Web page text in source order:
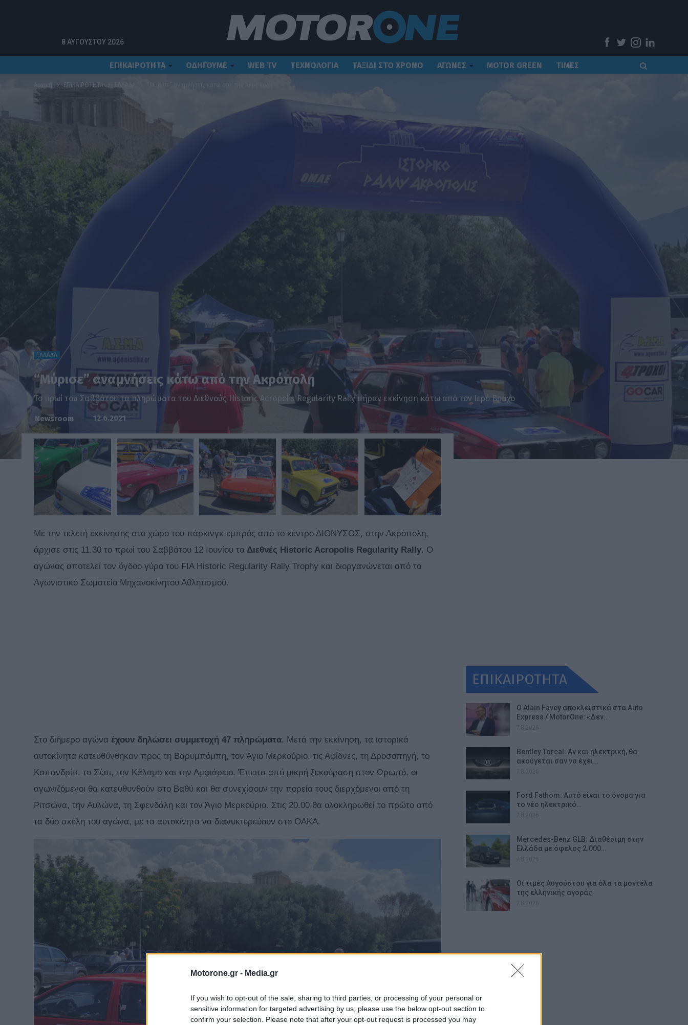
Motorone.gr - Media.gr
If you wish to opt-out of the sale, sharing to third parties, or processing of your personal or
sensitive information for targeted advertising by us, please use the below opt-out section to
confirm your selection. Please note that after your opt-out request is processed you may
8 ΑΥΓΟΎΣΤΟΥ 2026
ΕΠΙΚΑΙΡΟΤΗΤΑ ΟΔΗΓΟΥΜΕ WEB TV ΤΕΧΝΟΛΟΓΙΑ ΤΑΞΙΔΙ ΣΤΟ ΧΡΟΝΟ ΑΓΩΝΕΣ MOTOR GREEN ΤΙΜΕΣ
ΕΠΙΚΑΙΡΟΤΗΤΑ
ΕΛΛΑΔΑ
“Μύρισε” αναμνήσεις κάτω από την Ακρόπολη
Το πρωί του Σαββάτου τα πληρώματα του Διεθνούς Historic Acropolis Regularity Rally πήραν εκκίνηση κάτω από τον Ιερό Βράχο
Newsroom 12.6.2021
Με την τελετή εκκίνησης στο χώρο του πάρκινγκ εμπρός από το κέντρο ΔΙΟΝΥΣΟΣ, στην Ακρόπολη,
άρχισε στις 11.30 το πρωί του Σαββάτου 12 Ιουνίου το Διεθνές Historic Acropolis Regularity Rally. Ο
αγώνας αποτελεί τον όγδοο γύρο του FIA Historic Regularity Rally Trophy και διοργανώνεται από το
Αγωνιστικό Σωματείο Μηχανοκίνητου Αθλητισμού.
Στο διήμερο αγώνα έχουν δηλώσει συμμετοχή 47 πληρώματα. Μετά την εκκίνηση, τα ιστορικά
αυτοκίνητα κατευθύνθηκαν προς τη Βαρυμπόμπη, τον Άγιο Μερκούριο, τις Αφίδνες, τη Δροσοπηγή, το
Καπανδρίτι, το Σέσι, τον Κάλαμο και την Αμφιάρειο. Έπειτα από μικρή ξεκούραση στον Ωρωπό, οι
αγωνιζόμενοι θα κατευθυνθούν στο Βαθύ και θα συνεχίσουν την πορεία τους διερχόμενοι από τη
Ριτσώνα, την Αυλώνα, τη Σφενδάλη και τον Άγιο Μερκούριο. Στις 20.00 θα ολοκληρωθεί το πρώτο από
τα δύο σκέλη του αγώνα, με τα αυτοκίνητα να διανυκτερεύουν στο ΟΑΚΑ.
ΕΠΙΚΑΙΡΟΤΗΤΑ
Ο Alain Favey αποκλειστικά στα Auto
Express / MotorOne: «Δεν…
Bentley Torcal: Αν και ηλεκτρική, θα
ακούγεται σαν να έχει…
Ford Fathom: Αυτό είναι το όνομα για
το νέο ηλεκτρικό…
Mercedes-Benz GLB: Διαθέσιμη στην
Ελλάδα με όφελος 2.000…
Οι τιμές Αυγούστου για όλα τα μοντέλα
της ελληνικής αγοράς